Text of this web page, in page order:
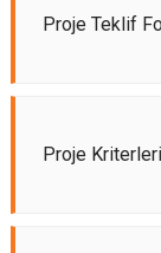
Proje Teklif
Proje Kriterleri